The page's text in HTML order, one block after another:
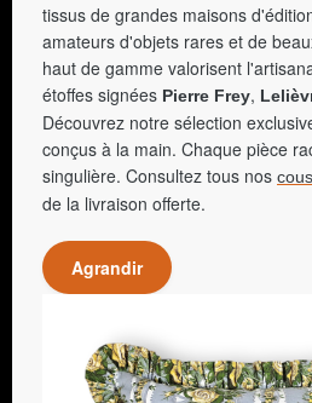
tissus de grandes maisons
amateurs d'objets rares et de
haut de gamme valorisent
étoffes signées Pierre Frey,
Découvrez notre sélection
conçus à la main. Chaque pièce
singulière. Consultez tous nos
de la livraison offerte.
Agrandir